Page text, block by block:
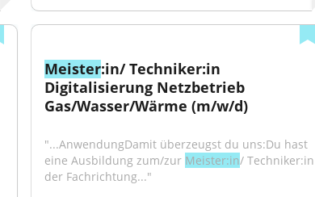
Meister:in/ Techniker:in
Digitalisierung Netzbetrieb
Gas/Wasser/Wärme (m/w/d)
"...AnwendungDamit überzeugst du uns:Du hast
eine Ausbildung zum/zur Meister:in/ Techniker:in
der Fachrichtung..."